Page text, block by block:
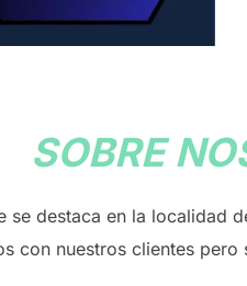
SOBRE
se destaca en la
con nuestros clientes